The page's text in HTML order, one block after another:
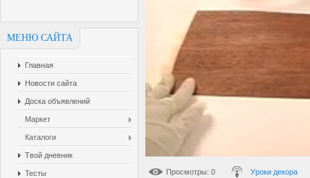
МЕНЮ САЙТА
Главная
Новости сайта
Доска объявлений
Маркет
Каталоги
Твой дневник
Тесты Просмотры: 0 Уроки декора